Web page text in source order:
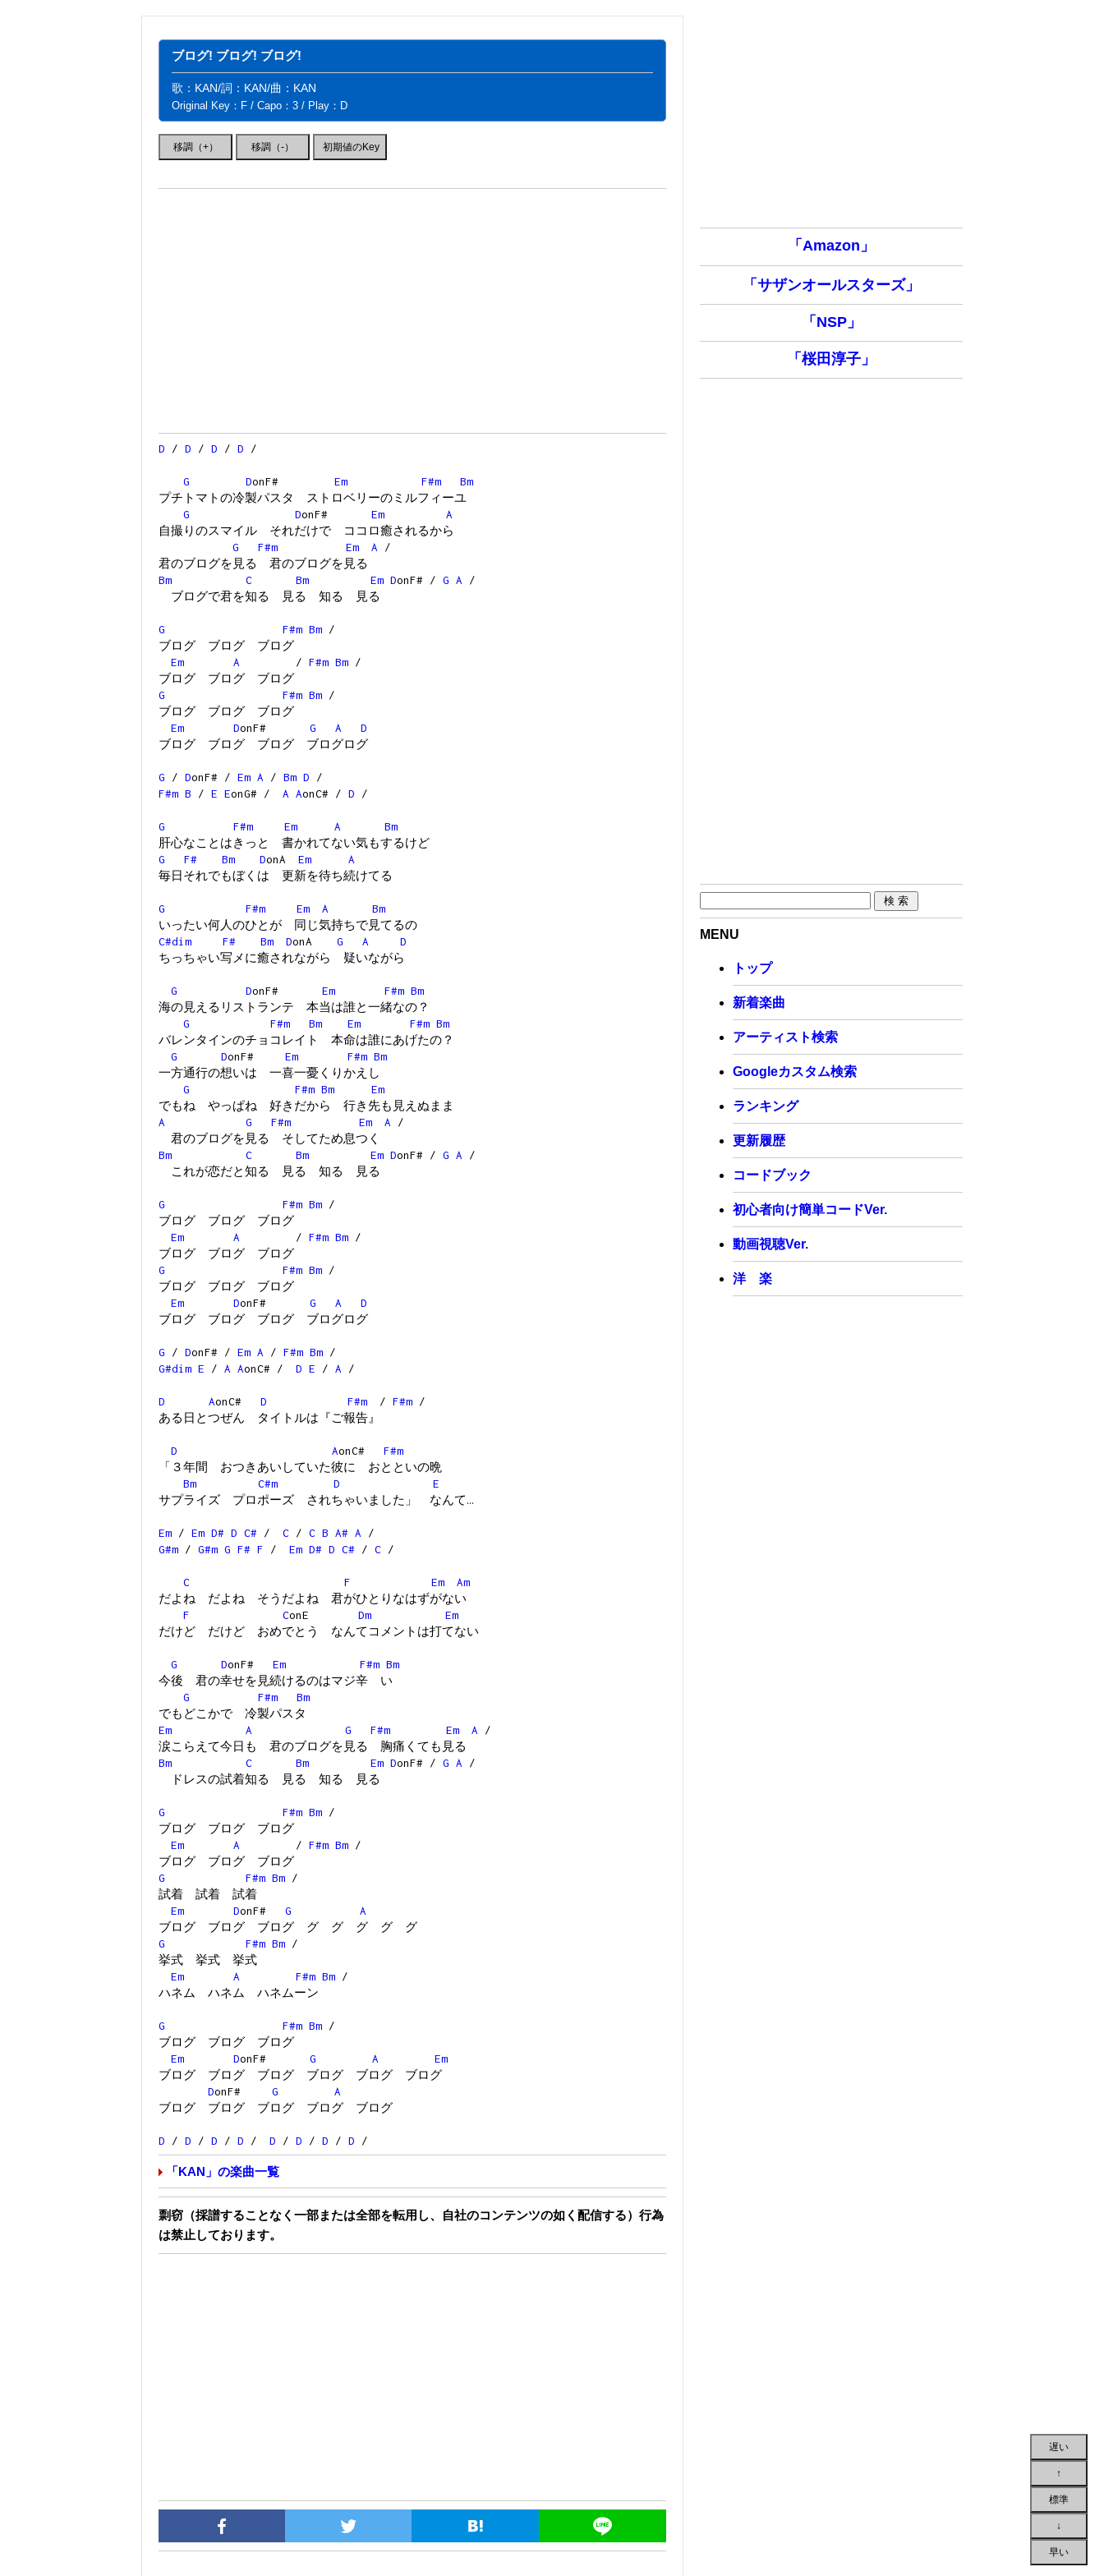
ブログ! ブログ! ブログ!
歌：KAN/詞：KAN/曲：KAN
Original Key：F / Capo：3 / Play：D
D / D / D / D /
G DonF# Em F#m
Bm
プチトマトの冷製パスタ ストロベリーのミルフィーユ
G
DonF# Em
A
自撮りのスマイル それだけで ココロ癒されるから
G
F#m Em A /
君のブログを見る 君のブログを見る
Bm
C Bm Em DonF# / G A /
ブログで君を知る 見る 知る 見る
G F#m Bm /
ブログ ブログ ブログ
Em
A / F#m Bm /
ブログ ブログ ブログ
G
F#m Bm /
ブログ ブログ ブログ
Em
DonF# G A
D
ブログ ブログ ブログ ブログログ
G / DonF# / Em A / Bm D /
F#m B / E EonG# / A AonC# / D /
G F#m Em A
Bm
肝心なことはきっと 書かれてない気もするけど
G
F# Bm DonA Em
A
毎日それでもぼくは 更新を待ち続けてる
G F#m Em A
Bm
いったい何人のひとが 同じ気持ちで見てるの
C#dim
F# Bm DonA G A
D
ちっちゃい写メに癒されながら 疑いながら
G DonF# Em F#m Bm
海の見えるリストランテ 本当は誰と一緒なの？
G
F#m Bm Em F#m Bm
バレンタインのチョコレイト 本命は誰にあげたの？
G
DonF# Em F#m Bm
一方通行の想いは 一喜一憂くりかえし
G
F#m Bm
Em
でもね やっぱね 好きだから 行き先も見えぬまま
A
G F#m Em A /
君のブログを見る そしてため息つく
Bm
C Bm Em DonF# / G A /
これが恋だと知る 見る 知る 見る
G F#m Bm /
ブログ ブログ ブログ
Em
A / F#m Bm /
ブログ ブログ ブログ
G
F#m Bm /
ブログ ブログ ブログ
Em
DonF# G A
D
ブログ ブログ ブログ ブログログ
G / DonF# / Em A / F#m Bm /
G#dim E / A AonC# / D E / A /
D AonC# D F#m / F#m /
ある日とつぜん タイトルは『ご報告』
D AonC# F#m
「３年間 おつきあいしていた彼に おとといの晩
Bm
C#m D
E
サプライズ プロポーズ されちゃいました」 なんて…
Em / Em D# D C# / C / C B A# A /
G#m / G#m G F# F / Em D# D C# / C /
C F Em
Am
だよね だよね そうだよね 君がひとりなはずがない
F
ConE Dm
Em
だけど だけど おめでとう なんてコメントは打てない
G DonF# Em F#m Bm
今後 君の幸せを見続けるのはマジ辛 い
G
F#m
Bm
でもどこかで 冷製パスタ
Em
A G F#m Em A /
涙こらえて今日も 君のブログを見る 胸痛くても見る
Bm
C Bm Em DonF# / G A /
ドレスの試着知る 見る 知る 見る
G F#m Bm /
ブログ ブログ ブログ
Em
A / F#m Bm /
ブログ ブログ ブログ
G
F#m Bm /
試着 試着 試着
Em
DonF# G
A
ブログ ブログ ブログ グ グ グ グ グ
G
F#m Bm /
挙式 挙式 挙式
Em
A F#m Bm /
ハネム ハネム ハネムーン
G F#m Bm /
ブログ ブログ ブログ
Em
DonF# G A
Em
ブログ ブログ ブログ ブログ ブログ ブログ
DonF# G
A
ブログ ブログ ブログ ブログ ブログ
D / D / D / D / D / D / D / D /
「KAN」の楽曲一覧
剽窃（採譜することなく一部または全部を転用し、自社のコンテンツの如く配信する）行為
は禁止しております。
「Amazon」
「サザンオールスターズ」
「NSP」
「桜田淳子」
MENU
トップ
新着楽曲
アーティスト検索
Googleカスタム検索
ランキング
更新履歴
コードブック
初心者向け簡単コードVer.
動画視聴Ver.
洋 楽